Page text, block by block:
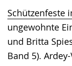
Schützenfeste
ungewohnte
und Britta
Band 5).